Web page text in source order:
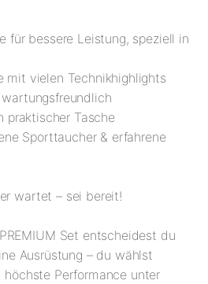
für bessere Leistung, speziell in
mit vielen Technikhighlights
praktischer Tasche
Sporttaucher & erfahrene
wartet – sei bereit!
Set entscheidest du
Ausrüstung – du wählst
Performance unter